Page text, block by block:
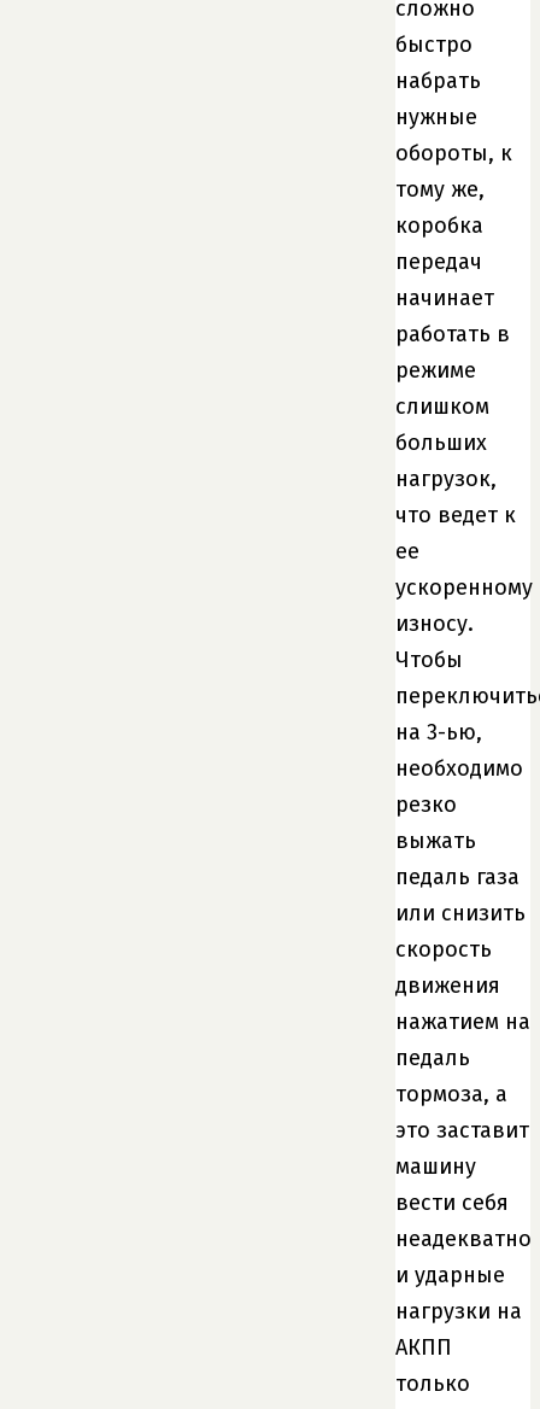
сложно
быстро
набрать
нужные
обороты, к
тому же,
коробка
передач
начинает
работать в
режиме
слишком
больших
нагрузок,
что ведет к
ее
ускоренному
износу.
Чтобы
на 3-ью,
необходимо
резко
выжать
педаль газа
или снизить
скорость
движения
нажатием на
педаль
тормоза, а
это заставит
машину
вести себя
неадекватно
и ударные
нагрузки на
АКПП
только